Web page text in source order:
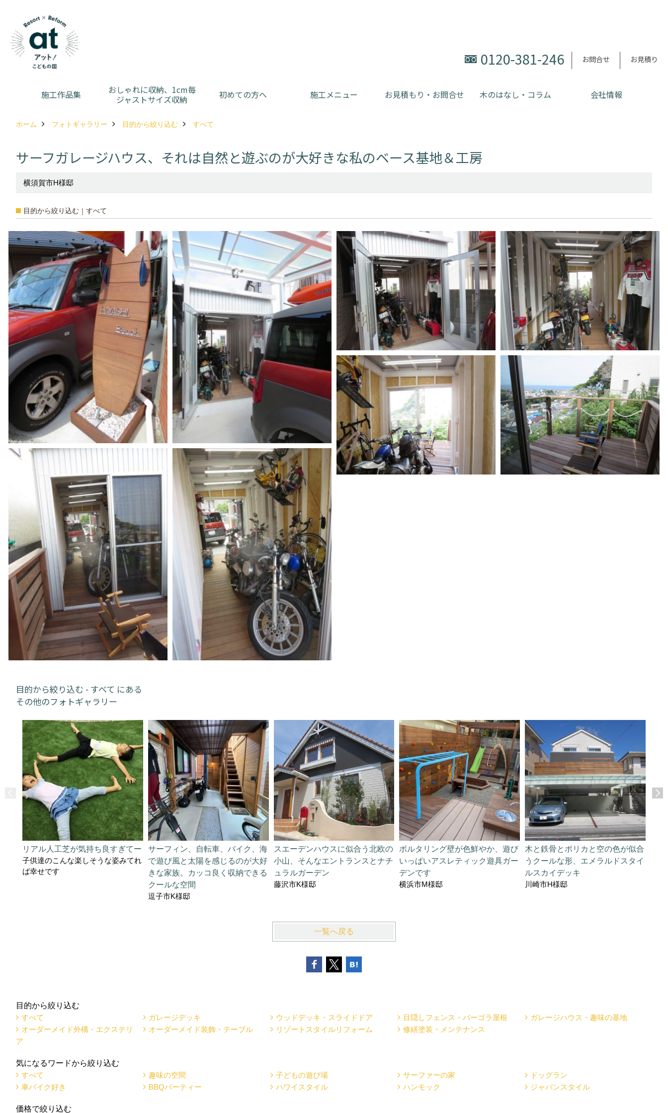
0120-381-246 お問合せ お見積り
施工作品集
おしゃれに収納、1cm毎
ジャストサイズ収納
初めての方へ 施工メニュー お見積もり・お問合せ 木のはなし・コラム 会社情報
ホーム フォトギャラリー 目的から絞り込む すべて
サーフガレージハウス、それは自然と遊ぶのが大好きな私のベース基地＆工房
横須賀市H様邸
目的から絞り込む｜すべて
目的から絞り込む - すべて にある
その他のフォトギャラリー
リアル人工芝が気持ち良すぎてー
子供達のこんな楽しそうな姿みてれ
ば幸せです
サーフィン、自転車、バイク、海
で遊び風と太陽を感じるのが大好
きな家族。カッコ良く収納できる
クールな空間
逗子市K様邸
スエーデンハウスに似合う北欧の
小山、そんなエントランスとナチ
ュラルガーデン
藤沢市K様邸
ボルタリング壁が色鮮やか、遊び
いっぱいアスレティック遊具ガー
デンです
横浜市M様邸
木と鉄骨とポリカと空の色が似合
うクールな形、エメラルドスタイ
ルスカイデッキ
川崎市H様邸
一覧へ戻る
目的から絞り込む
すべて
ガレージデッキ ウッドデッキ・スライドドア 目隠しフェンス・パーゴラ屋根
ガレージハウス・趣味の基地
オーダーメイド外構・エクステリ
ア
オーダーメイド装飾・テーブル リゾートスタイルリフォーム 修繕塗装・メンテナンス
気になるワードから絞り込む
すべて
趣味の空間 子どもの遊び場 サーファーの家
ドッグラン
車バイク好き
BBQパーティー ハワイスタイル ハンモック ジャパンスタイル
価格で絞り込む